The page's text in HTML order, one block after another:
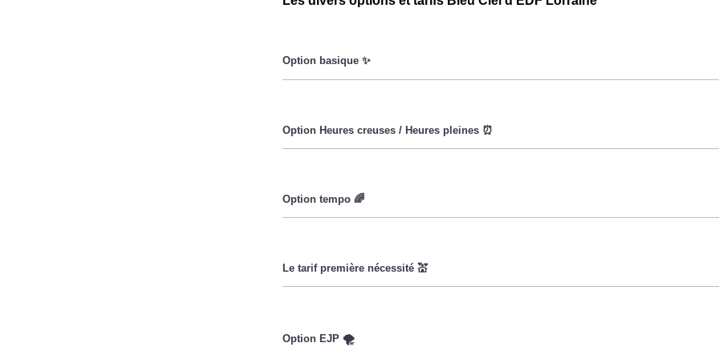
réduire sa facture d'électricité en faisant attention à sa consommation en à